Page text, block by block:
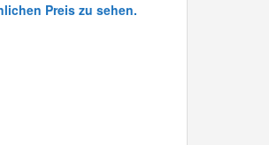
Preis zu sehen.